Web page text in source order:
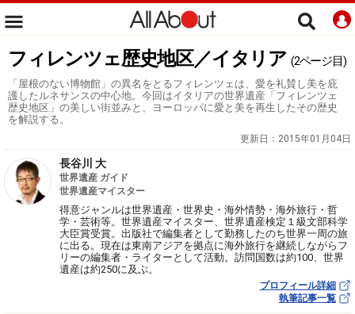
フィレンツェ歴史地区／イタリア (2ページ目)
「屋根のない博物館」の異名をとるフィレンツェは、愛を礼賛し美を庇
護したルネサンスの中心地。今回はイタリアの世界遺産「フィレンツェ
歴史地区」の美しい街並みと、ヨーロッパに愛と美を再生したその歴史
を解説する。
更新日： 2015年01月04日
長谷川 大
世界遺産 ガイド
世界遺産マイスター
得意ジャンルは世界遺産・世界史・海外情勢・海外旅行・哲
学・芸術等。世界遺産マイスター、世界遺産検定１級文部科学
大臣賞受賞。出版社で編集者として勤務したのち世界一周の旅
に出る。現在は東南アジアを拠点に海外旅行を継続しながらフ
リーの編集者・ライターとして活動。訪問国数は約100、世界
遺産は約250に及ぶ。
プロフィール詳細
執筆記事一覧